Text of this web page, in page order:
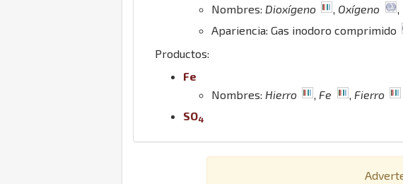
Nombres: Dioxígeno , Oxígeno ,
Apariencia: Gas inodoro comprimido
Productos:
Fe
Nombres: Hierro , Fe , Fierro
SO4